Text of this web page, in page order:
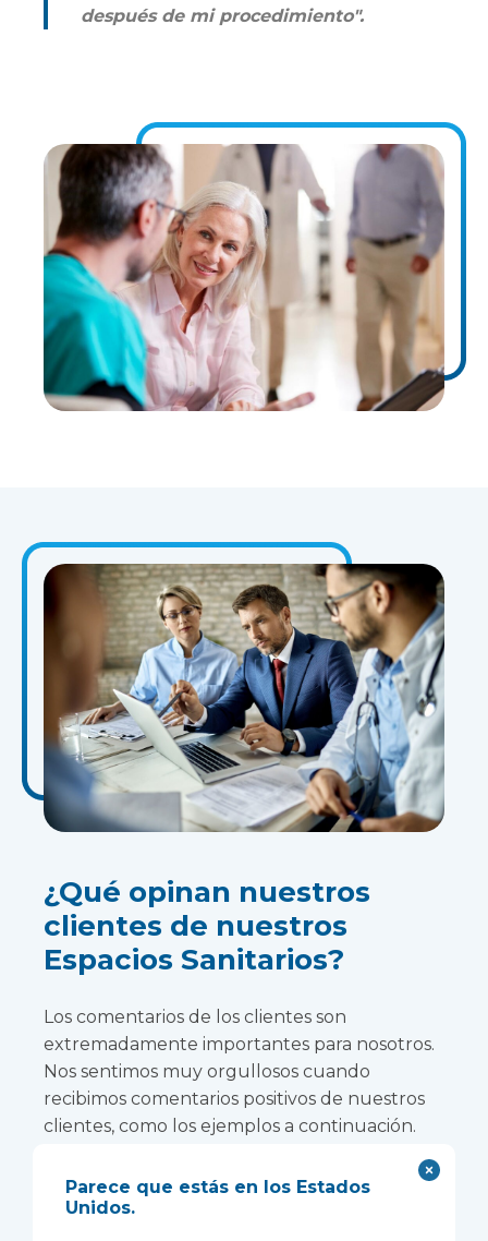
después de mi procedimiento".
¿Qué opinan nuestros
clientes de nuestros
Espacios Sanitarios?
Los comentarios de los clientes son
extremadamente importantes para nosotros.
Nos sentimos muy orgullosos cuando
recibimos comentarios positivos de nuestros
clientes, como los ejemplos a continuación.
Nuestro personal y facilitadores están
Parece que estás en los Estados
Unidos.